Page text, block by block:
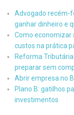
Advogado recém-
ganhar dinheiro e
Como economizar
custos na prática
Reforma
preparar sem
Abrir empresa no
Plano B: gatilhos
investimentos